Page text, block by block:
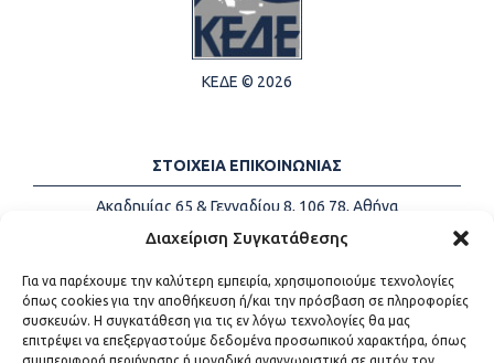
Διαχείριση Συγκατάθεσης
Για να παρέχουμε την καλύτερη εμπειρία, χρησιμοποιούμε τεχνολογίες
όπως cookies για την αποθήκευση ή/και την πρόσβαση σε πληροφορίες
συσκευών. Η συγκατάθεση για τις εν λόγω τεχνολογίες θα μας
επιτρέψει να επεξεργαστούμε δεδομένα προσωπικού χαρακτήρα, όπως
ΚΕΔΕ © 2026
ΣΤΟΙΧΕΙΑ ΕΠΙΚΟΙΝΩΝΙΑΣ
Ακαδημίας 65 & Γενναδίου 8, 106 78, Αθήνα
Τηλέφωνα:
+30 213-2147500
Email:
info@kede.gr
ΧΡΗΣΙΜΟΙ ΣΥΝΔΕΣΜΟΙ